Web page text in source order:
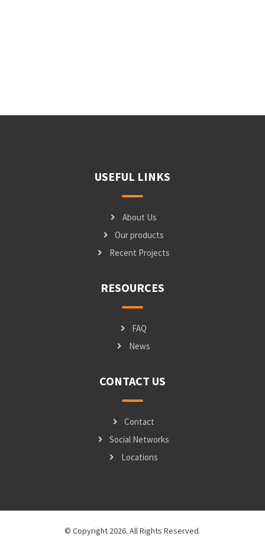
USEFUL LINKS
About Us
Our products
Recent Projects
RESOURCES
FAQ
News
CONTACT US
Contact
Social Networks
Locations
© Copyright 2026. All Rights Reserved.